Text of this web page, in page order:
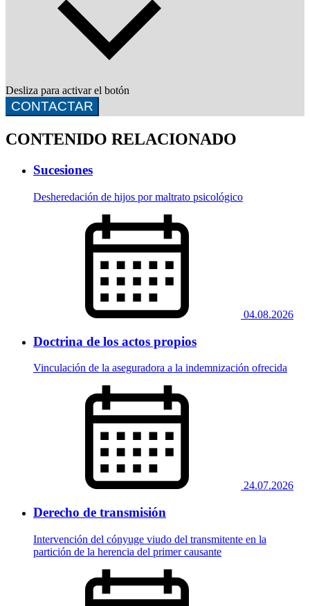
Desliza para activar el botón
CONTACTAR
CONTENIDO RELACIONADO
Sucesiones
Desheredación de hijos por maltrato psicológico
04.08.2026
Doctrina de los actos propios
Vinculación de la aseguradora a la indemnización ofrecida
24.07.2026
Derecho de transmisión
Intervención del cónyuge viudo del transmitente en la
partición de la herencia del primer causante